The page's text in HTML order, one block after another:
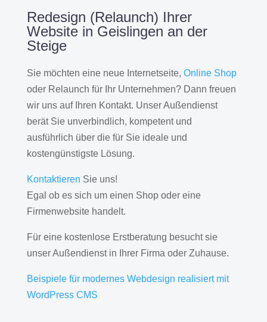
Redesign (Relaunch) Ihrer
Website in Geislingen an der
Steige
Sie möchten eine neue Internetseite, Online Shop
oder Relaunch für Ihr Unternehmen? Dann freuen
wir uns auf Ihren Kontakt. Unser Außendienst
berät Sie unverbindlich, kompetent und
ausführlich über die für Sie ideale und
kostengünstigste Lösung.
Kontaktieren Sie uns!
Egal ob es sich um einen Shop oder eine
Firmenwebsite handelt.
Für eine kostenlose Erstberatung besucht sie
unser Außendienst in Ihrer Firma oder Zuhause.
Beispiele für modernes Webdesign realisiert mit
WordPress CMS